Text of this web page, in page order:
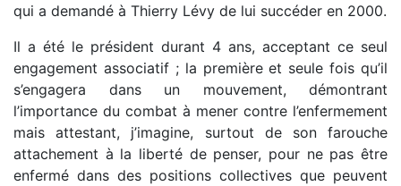
qui a demandé à Thierry Lévy de lui succéder en 2000.
Il a été le président durant 4 ans, acceptant ce seul
engagement associatif ; la première et seule fois qu’il
s’engagera dans un mouvement, démontrant
l’importance du combat à mener contre l’enfermement
mais attestant, j’imagine, surtout de son farouche
attachement à la liberté de penser, pour ne pas être
enfermé dans des positions collectives que peuvent